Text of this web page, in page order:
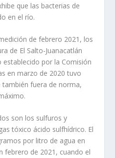
que las bacterias de
en el río.
de febrero 2021, los
de El Salto-Juanacatlán
establecido por la Comisión
en marzo de 2020 tuvo
también fuera de norma,
son los sulfuros y
tóxico ácido sulfhídrico. El
por litro de agua en
febrero de 2021, cuando el